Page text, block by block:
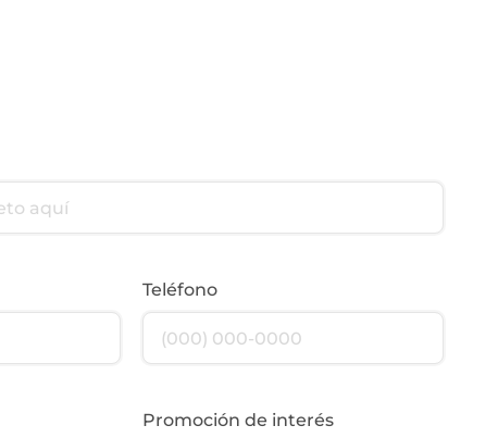
Teléfono
Promoción de interés